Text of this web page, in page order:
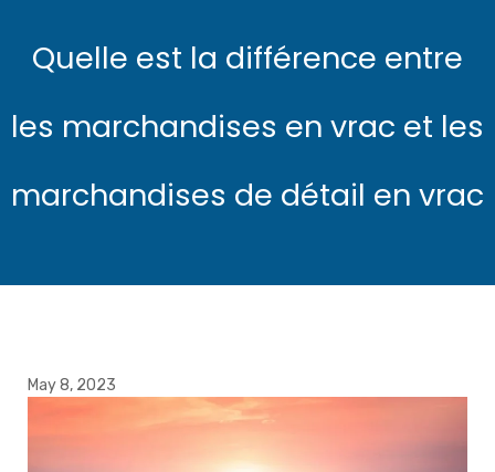
Quelle est la différence entre
les marchandises en vrac et les
marchandises de détail en vrac
May 8, 2023